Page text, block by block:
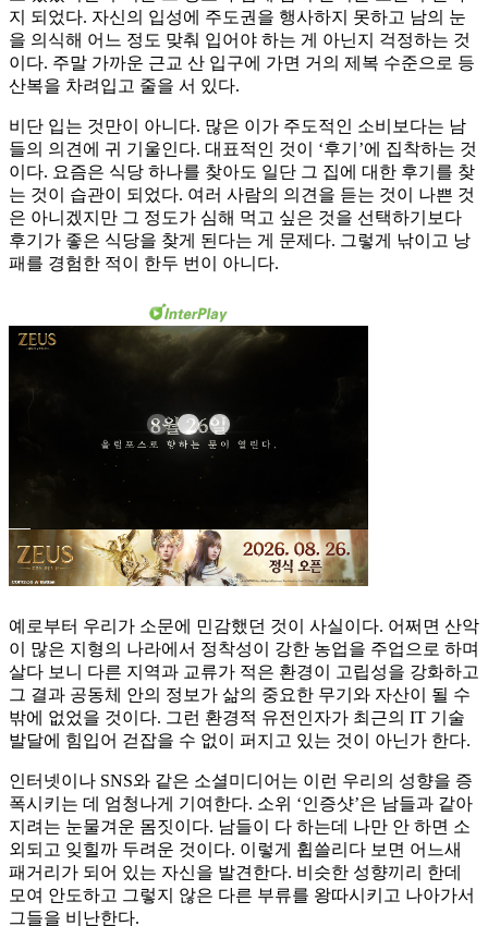
지 되었다. 자신의 입성에 주도권을 행사하지 못하고 남의 눈
을 의식해 어느 정도 맞춰 입어야 하는 게 아닌지 걱정하는 것
이다. 주말 가까운 근교 산 입구에 가면 거의 제복 수준으로 등
산복을 차려입고 줄을 서 있다.
비단 입는 것만이 아니다. 많은 이가 주도적인 소비보다는 남
들의 의견에 귀 기울인다. 대표적인 것이 ‘후기’에 집착하는 것
이다. 요즘은 식당 하나를 찾아도 일단 그 집에 대한 후기를 찾
는 것이 습관이 되었다. 여러 사람의 의견을 듣는 것이 나쁜 것
은 아니겠지만 그 정도가 심해 먹고 싶은 것을 선택하기보다
후기가 좋은 식당을 찾게 된다는 게 문제다. 그렇게 낚이고 낭
패를 경험한 적이 한두 번이 아니다.
예로부터 우리가 소문에 민감했던 것이 사실이다. 어쩌면 산악
이 많은 지형의 나라에서 정착성이 강한 농업을 주업으로 하며
살다 보니 다른 지역과 교류가 적은 환경이 고립성을 강화하고
그 결과 공동체 안의 정보가 삶의 중요한 무기와 자산이 될 수
밖에 없었을 것이다. 그런 환경적 유전인자가 최근의 IT 기술
발달에 힘입어 걷잡을 수 없이 퍼지고 있는 것이 아닌가 한다.
인터넷이나 SNS와 같은 소셜미디어는 이런 우리의 성향을 증
폭시키는 데 엄청나게 기여한다. 소위 ‘인증샷’은 남들과 같아
지려는 눈물겨운 몸짓이다. 남들이 다 하는데 나만 안 하면 소
외되고 잊힐까 두려운 것이다. 이렇게 휩쓸리다 보면 어느새
패거리가 되어 있는 자신을 발견한다. 비슷한 성향끼리 한데
모여 안도하고 그렇지 않은 다른 부류를 왕따시키고 나아가서
그들을 비난한다.